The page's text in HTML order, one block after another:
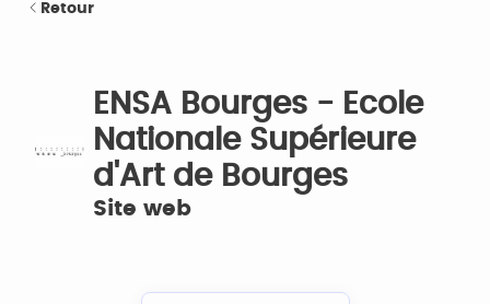
Retour
ENSA Bourges - Ecole
Nationale Supérieure
d'Art de Bourges
Site web